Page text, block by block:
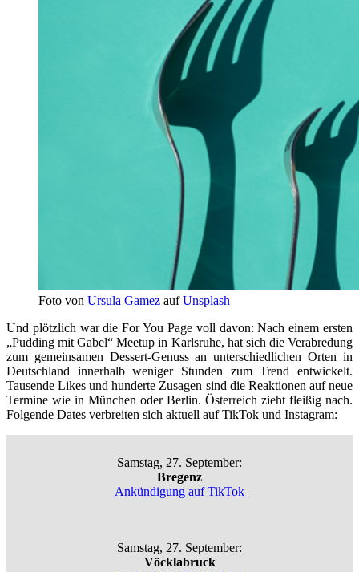
Foto von Ursula Gamez aufUnsplash
Und plötzlich war die For You Page voll davon: Nach einem ersten
„Pudding mit Gabel“ Meetup in Karlsruhe, hat sich die Verabredung
zum gemeinsamen Dessert-Genuss an unterschiedlichen Orten in
Deutschland innerhalb weniger Stunden zum Trend entwickelt.
Tausende Likes und hunderte Zusagen sind die Reaktionen auf neue
Termine wie in München oder Berlin. Österreich zieht fleißig nach.
Folgende Dates verbreiten sich aktuell auf TikTok und Instagram:
Samstag, 27. September:
Bregenz
Ankündigung auf TikTok
Samstag, 27. September:
Vöcklabruck